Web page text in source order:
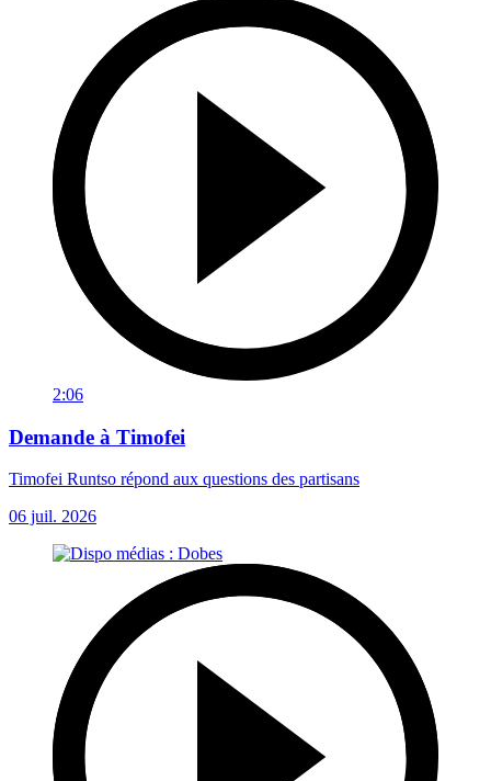
2:06
Demande à Timofei
Timofei Runtso répond aux questions des partisans
06 juil. 2026